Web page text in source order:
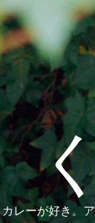
レーが好き。